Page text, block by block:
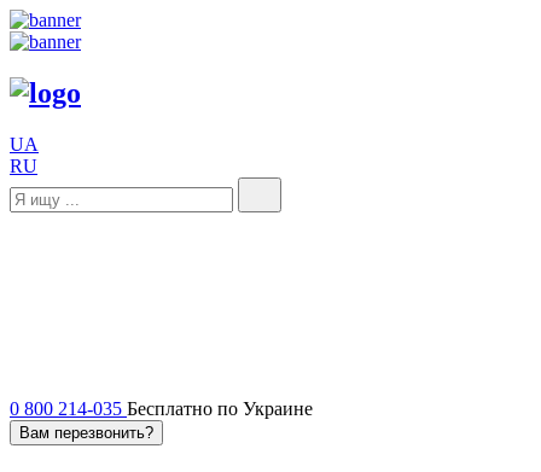
UA
RU
0 800 214-035 Бесплатно по Украине
Вам перезвонить?